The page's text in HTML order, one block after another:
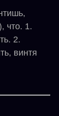
что. 1.
2.
винтя